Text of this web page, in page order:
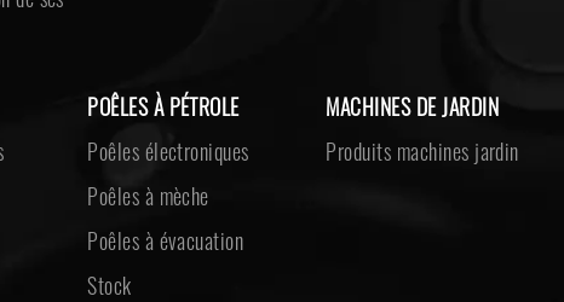
POÊLES À PÉTROLE
Poêles électroniques
Poêles à mèche
Poêles à évacuation
Stock
MACHINES DE JARDIN
Produits machines jardin